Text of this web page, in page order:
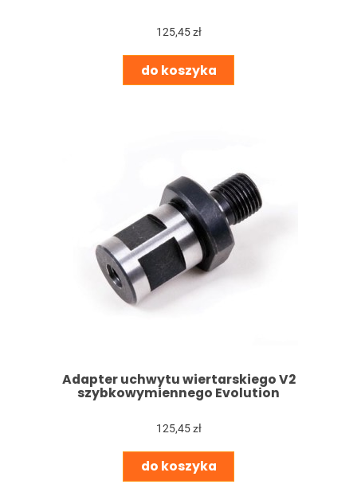
125,45 zł
do koszyka
Adapter uchwytu wiertarskiego V2
szybkowymiennego Evolution
125,45 zł
do koszyka